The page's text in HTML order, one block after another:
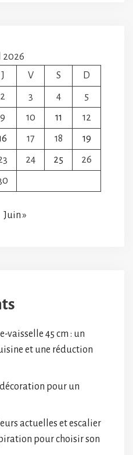
2026
J V S
D
2 3 4
5
9 10 11
12
17 18
19
24 25
26
Juin »
vaisselle 45 cm : un
et une réduction
pour un
actuelles et escalier
pour choisir son